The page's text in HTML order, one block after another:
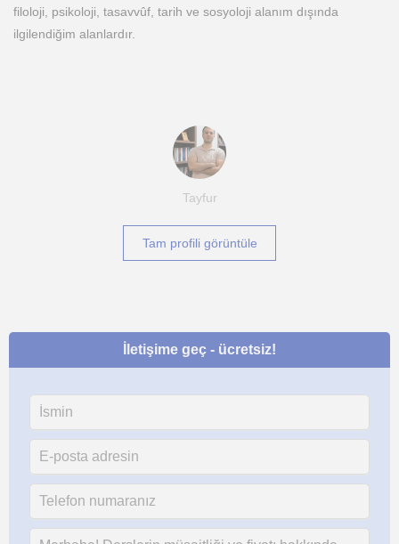
filoloji, psikoloji, tasavvûf, tarih ve sosyoloji alanım dışında
ilgilendiğim alanlardır.
Tayfur
Tam profili görüntüle
İletişime geç - ücretsiz!